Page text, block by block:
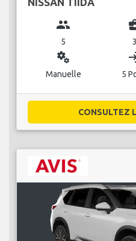
group
5 3
miscellaneous_services
Manuelle 5
CONSULTEZ